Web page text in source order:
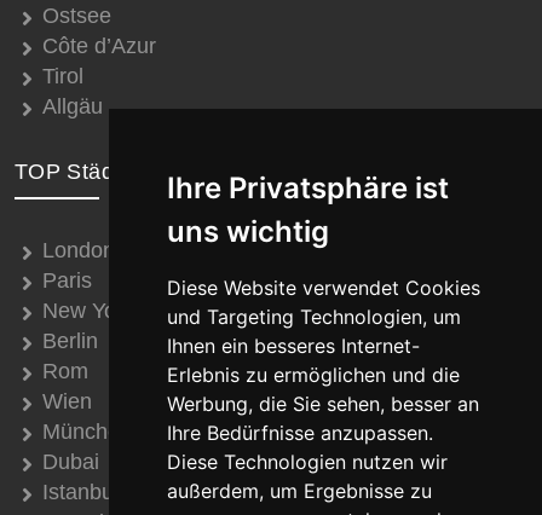
Ihre Privatsphäre ist
uns wichtig
Diese Website verwendet Cookies
und Targeting Technologien, um
Ihnen ein besseres Internet-
Erlebnis zu ermöglichen und die
Werbung, die Sie sehen, besser an
Ihre Bedürfnisse anzupassen.
Diese Technologien nutzen wir
außerdem, um Ergebnisse zu
Ostsee
Côte d’Azur
Tirol
Allgäu
TOP Städte
London
Paris
New York
Berlin
Rom
Wien
München
Dubai
Istanbul